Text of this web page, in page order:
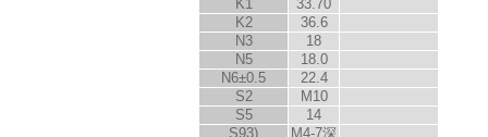
K1
33.70
K2
36.6
N3
18
N5
18.0
N6±0.5
22.4
S2
M10
S5
14
S93)
M4-7深